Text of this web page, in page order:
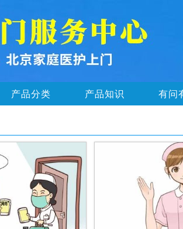
产品分类 产品知识 有问